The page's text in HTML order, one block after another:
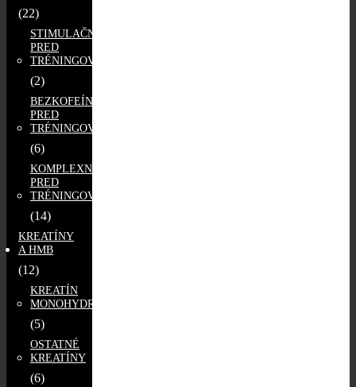
(22)
STIMULAČNÉ
PRED
TRÉNINGOVKY
(2)
BEZKOFEÍNOVÉ
PRED
TRÉNINGOVKY
(6)
KOMPLEXNÉ
PRED
TRÉNINGOVKY
(14)
KREATÍNY
A HMB
(12)
KREATÍN
MONOHYDRÁT
(5)
OSTATNÉ
KREATÍNY
(6)